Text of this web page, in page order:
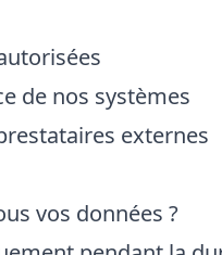
de nos systèmes
externes
vos données ?